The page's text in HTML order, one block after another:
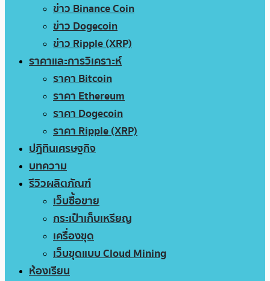
ข่าว Binance Coin
ข่าว Dogecoin
ข่าว Ripple (XRP)
ราคาและการวิเคราะห์
ราคา Bitcoin
ราคา Ethereum
ราคา Dogecoin
ราคา Ripple (XRP)
ปฏิทินเศรษฐกิจ
บทความ
รีวิวผลิตภัณฑ์
เว็บซื้อขาย
กระเป๋าเก็บเหรียญ
เครื่องขุด
เว็บขุดแบบ Cloud Mining
ห้องเรียน